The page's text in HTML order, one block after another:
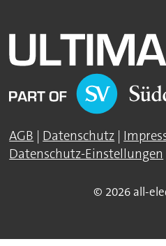
AGB | Datenschutz |
Datenschutz-Einstellungen
© 2026 all-